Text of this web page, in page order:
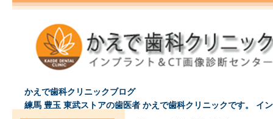
かえで歯科クリニックブログ
練馬 豊玉 東武ストアの歯医者 かえで歯科クリニックです。 イ